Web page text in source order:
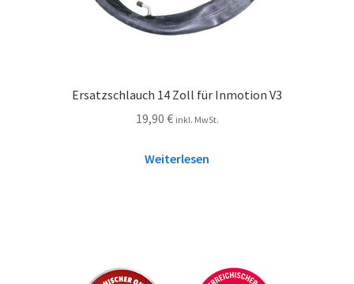
Ersatzschlauch 14 Zoll für Inmotion V3
19,90 € inkl. MwSt.
Weiterlesen